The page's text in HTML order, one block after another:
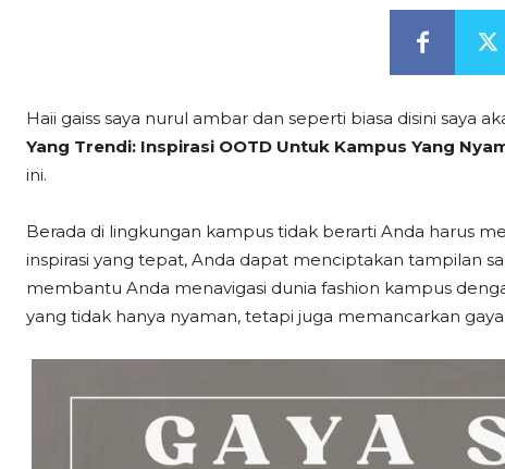
Haii gaiss saya nurul ambar dan seperti biasa disini saya
Yang Trendi: Inspirasi OOTD Untuk Kampus Yang
ini.
Berada di lingkungan kampus tidak berarti Anda harus
inspirasi yang tepat, Anda dapat menciptakan tampilan
membantu Anda menavigasi dunia fashion kampus
yang tidak hanya nyaman, tetapi juga memancarkan